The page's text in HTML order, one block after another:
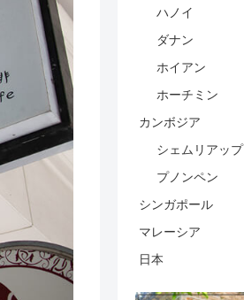
ハノイ
ダナン
ホイアン
ホーチミン
カンボジア
シェムリアップ
プノンペン
シンガポール
マレーシア
日本